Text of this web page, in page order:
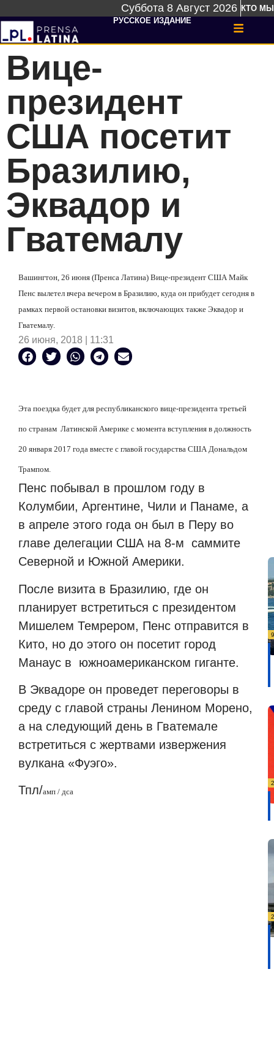
Суббота 8 Август 2026 КТО МЫ
РУССКОЕ ИЗДАНИЕ
Вице-
президент
США посетит
Бразилию,
Эквадор и
Гватемалу
Вашингтон, 26 июня (Пренса Латина) Вице-президент США Майк
Пенс вылетел вчера вечером в Бразилию, куда он прибудет сегодня в
рамках первой остановки визитов, включающих также Эквадор и
Гватемалу.
26 июня, 2018 | 11:31
Эта поездка будет для республиканского вице-президента третьей
по странам Латинской Америке с момента вступления в должность
20 января 2017 года вместе с главой государства США Дональдом
Трампом.
Пенс побывал в прошлом году в
Колумбии, Аргентине, Чили и Панаме, а
в апреле этого года он был в Перу во
главе делегации США на 8-м саммите
Северной и Южной Америки.
После визита в Бразилию, где он
планирует встретиться с президентом
Мишелем Темрером, Пенс отправится в
Кито, но до этого он посетит город
Манаус в южноамериканском гиганте.
В Эквадоре он проведет переговоры в
среду с главой страны Ленином Морено,
а на следующий день в Гватемале
встретиться с жертвами извержения
вулкана «Фуэго».
Тпл/амп / дса